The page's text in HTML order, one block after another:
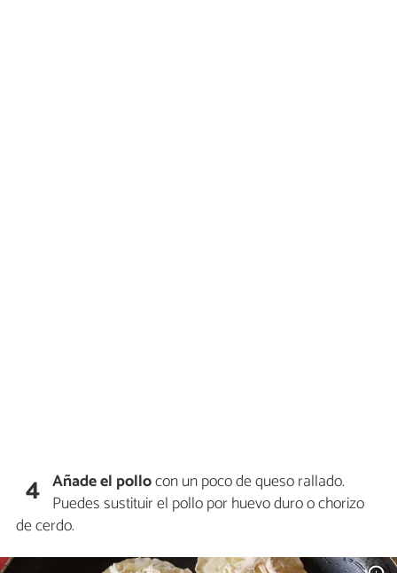
4 Añade el pollocon un poco de queso rallado.
Puedes sustituir el pollo por huevo duro o chorizo
de cerdo.